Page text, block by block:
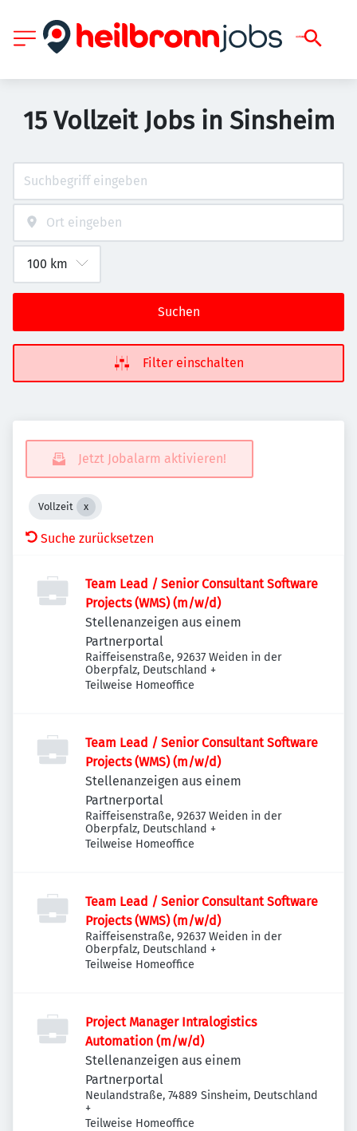
15 Vollzeit Jobs in Sinsheim
Suchen
Filter einschalten
Jetzt Jobalarm aktivieren!
Vollzeit
Suche zurücksetzen
Team Lead / Senior Consultant Software
Projects (WMS) (m/w/d)
Stellenanzeigen aus einem
Partnerportal
Raiffeisenstraße, 92637 Weiden in der
Oberpfalz, Deutschland +
Teilweise Homeoffice
Team Lead / Senior Consultant Software
Projects (WMS) (m/w/d)
Stellenanzeigen aus einem
Partnerportal
Raiffeisenstraße, 92637 Weiden in der
Oberpfalz, Deutschland +
Teilweise Homeoffice
Team Lead / Senior Consultant Software
Projects (WMS) (m/w/d)
Raiffeisenstraße, 92637 Weiden in der
Oberpfalz, Deutschland +
Teilweise Homeoffice
Project Manager Intralogistics
Automation (m/w/d)
Stellenanzeigen aus einem
Partnerportal
Neulandstraße, 74889 Sinsheim, Deutschland
+
Teilweise Homeoffice